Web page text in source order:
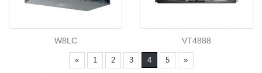
W8LC VT4888
« 1 2 3 4 5 »